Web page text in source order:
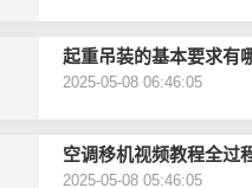
起重吊装的基本要求有
2025-05-08 06:46:05
空调移机视频教程全过
2025-05-08 05:46:05